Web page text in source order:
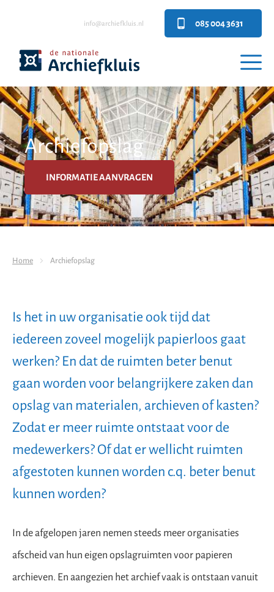
info@archiefkluis.nl 085 004 3631
Archiefopslag
INFORMATIE AANVRAGEN
Home Archiefopslag
Is het in uw organisatie ook tijd dat
iedereen zoveel mogelijk papierloos gaat
werken? En dat de ruimten beter benut
gaan worden voor belangrijkere zaken dan
opslag van materialen, archieven of kasten?
Zodat er meer ruimte ontstaat voor de
medewerkers? Of dat er wellicht ruimten
afgestoten kunnen worden c.q. beter benut
kunnen worden?
In de afgelopen jaren nemen steeds meer organisaties
afscheid van hun eigen opslagruimten voor papieren
archieven. En aangezien het archief vaak is ontstaan vanuit